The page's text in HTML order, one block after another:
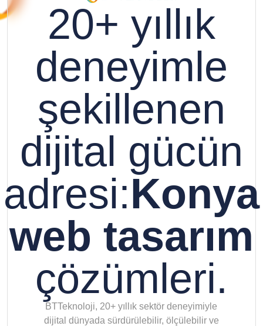
20+ yıllık
deneyimle
şekillenen
dijital gücün
adresi:Konya
web tasarım
çözümleri.
BTTeknoloji, 20+ yıllık sektör deneyimiyle
dijital dünyada sürdürülebilir, ölçülebilir ve